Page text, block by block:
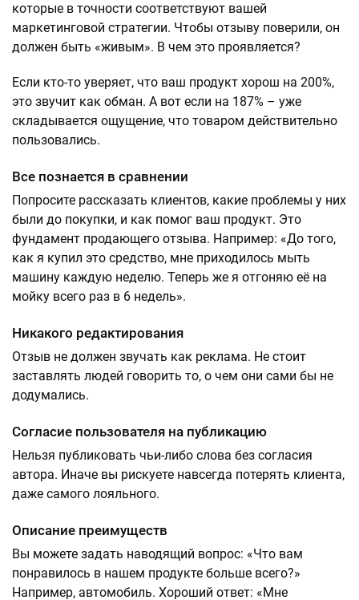
которые в точности соответствуют вашей
маркетинговой стратегии. Чтобы отзыву поверили, он
должен быть «живым». В чем это проявляется?
Если кто-то уверяет, что ваш продукт хорош на 200%,
это звучит как обман. А вот если на 187% – уже
складывается ощущение, что товаром действительно
пользовались.
Все познается в сравнении
Попросите рассказать клиентов, какие проблемы у них
были до покупки, и как помог ваш продукт. Это
фундамент продающего отзыва. Например: «До того,
как я купил это средство, мне приходилось мыть
машину каждую неделю. Теперь же я отгоняю её на
мойку всего раз в 6 недель».
Никакого редактирования
Отзыв не должен звучать как реклама. Не стоит
заставлять людей говорить то, о чем они сами бы не
додумались.
Согласие пользователя на публикацию
Нельзя публиковать чьи-либо слова без согласия
автора. Иначе вы рискуете навсегда потерять клиента,
даже самого лояльного.
Описание преимуществ
Вы можете задать наводящий вопрос: «Что вам
понравилось в нашем продукте больше всего?»
Например, автомобиль. Хороший ответ: «Мне